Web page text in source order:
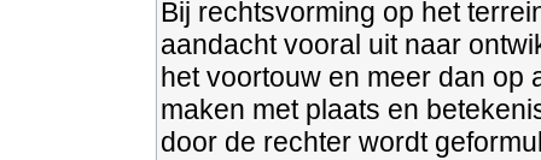
Bij rechtsvorming op het
aandacht vooral uit naar
het voortouw en meer dan op
maken met plaats en
door de rechter wordt